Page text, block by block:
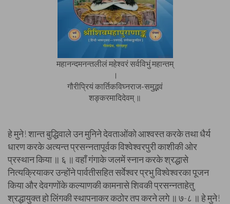
महानन्दमनन्तलीलं महेश्वरं सर्वविभुं महान्तम्
।
गौरीप्रियं कार्तिकविघ्नराज-समुद्भवं
शङ्करमादिदेवम् ॥
हे मुने! शान्त बुद्धिवाले उन मुनिने देवताओंको आश्वस्त करके तथा धैर्य
धारण करके अत्यन्त प्रसन्नतापूर्वक विश्वेश्वरपुरी काशीकी ओर
प्रस्थान किया ॥ ६ ॥ वहाँ गंगाके जलमें स्नान करके श्रद्धासे
नित्यक्रियाकर उन्होंने पार्वतीसहित सर्वेश्वर प्रभु विश्वेश्वरका पूजन
किया और देवगणोंके कल्याणकी कामनासे शिवकी प्रसन्नताहेतु
श्रद्धायुक्त हो लिंगकी स्थापनाकर कठोर तप करने लगे ॥ ७-८ ॥ हे मुने!